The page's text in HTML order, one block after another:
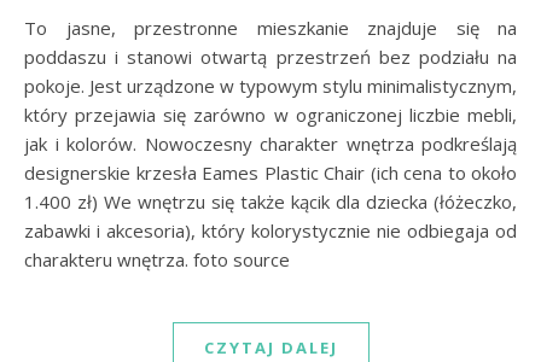
To jasne, przestronne mieszkanie znajduje się na
poddaszu i stanowi otwartą przestrzeń bez podziału na
pokoje. Jest urządzone w typowym stylu minimalistycznym,
który przejawia się zarówno w ograniczonej liczbie mebli,
jak i kolorów. Nowoczesny charakter wnętrza podkreślają
designerskie krzesła Eames Plastic Chair (ich cena to około
1.400 zł) We wnętrzu się także kącik dla dziecka (łóżeczko,
zabawki i akcesoria), który kolorystycznie nie odbiegaja od
charakteru wnętrza. foto source
CZYTAJ DALEJ